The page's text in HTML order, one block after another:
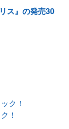
ス』の発売30
ク！
！